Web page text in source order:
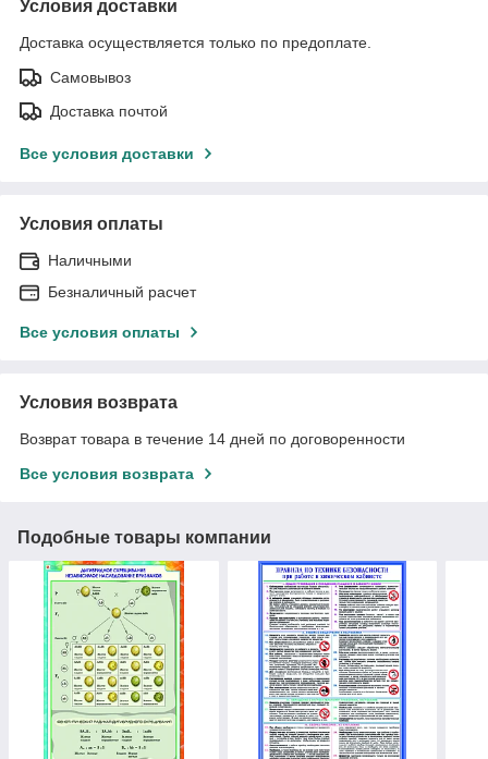
Условия доставки
Доставка осуществляется только по предоплате.
Самовывоз
Доставка почтой
Все условия доставки
Условия оплаты
Наличными
Безналичный расчет
Все условия оплаты
Условия возврата
Возврат товара в течение 14 дней по договоренности
Все условия возврата
Подобные товары компании